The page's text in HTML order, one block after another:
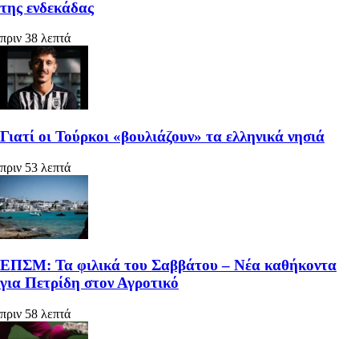
της ενδεκάδας
πριν 38 λεπτά
Γιατί οι Τούρκοι «βουλιάζουν» τα ελληνικά νησιά
πριν 53 λεπτά
ΕΠΣΜ: Τα φιλικά του Σαββάτου – Νέα καθήκοντα
για Πετρίδη στον Αγροτικό
πριν 58 λεπτά